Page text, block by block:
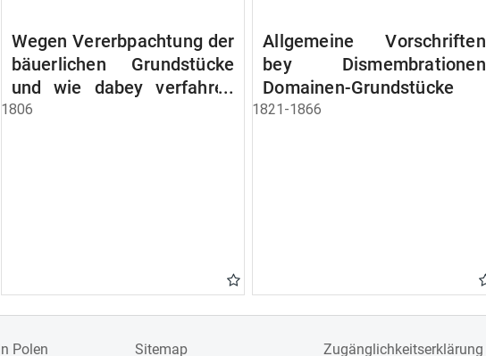
Wegen Vererbpachtung der
bäuerlichen Grundstücke
und wie dabey verfahren
werden soll
1806
Allgemeine Vorschriften
bey Dismembrationen
Domainen-Grundstücke
1821-1866
Polen Sitemap Zugänglichkeitserklärung